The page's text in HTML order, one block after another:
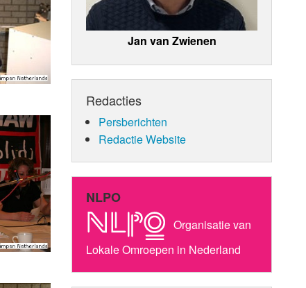
Jan van Zwienen
Redacties
Persberichten
Redactie Website
NLPO
Organisatie van
Lokale Omroepen in Nederland